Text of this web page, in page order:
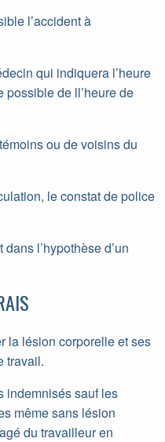
l’accident à
qui indiquera l’heure
de ll’heure de
ou de voisins du
le constat de police
l’hypothèse d’un
la lésion corporelle et ses
travail.
indemnisés sauf les
même sans lésion
du travailleur en